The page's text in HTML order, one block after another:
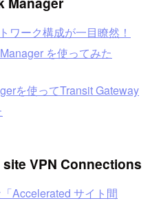
ワーク構成が一目瞭然！
を使ってみた
を使ってTransit Gateway
VPN Connections
Accelerated サイト間